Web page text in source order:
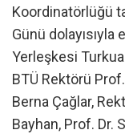
Koordinatörlüğü
Günü
Yerleşkesi
BTÜ Rektörü
Berna Çağlar,
Bayhan, Prof. Dr.